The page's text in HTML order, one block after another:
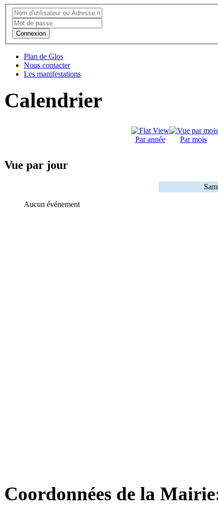
Connexion
Plan de Glos
Nous contacter
Les manifestations
Calendrier
Par année Par mois
Vue par jour
Aucun événement
Coordonnées de la